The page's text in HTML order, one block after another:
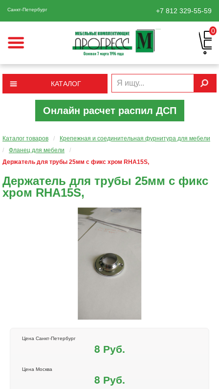
Санкт-Петербург +7 812 329-55-59
0
КАТАЛОГ
Онлайн расчет распил ДСП
Каталог товаров /
Крепежная и соединительная фурнитура для мебели
/
Фланец для мебели
/
Держатель для трубы 25мм с фикс хром RHA15S,
Держатель для трубы 25мм с фикс
хром RHA15S,
Цена Санкт-Петербург
8 Руб.
Цена Москва
8 Руб.